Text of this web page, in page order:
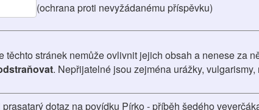
(ochrana proti nevyžádanému příspěvku)
stránek nemůže ovlivnit jejich obsah a nenese za
. Nepřijatelné jsou zejména urážky, vulgarismy,
dotaz na povídku Pírko - příběh šedého